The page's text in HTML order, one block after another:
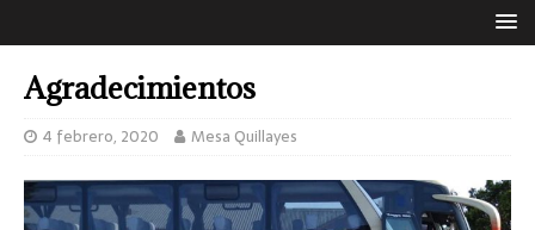
Agradecimientos
4 febrero, 2020 Mesa Quillayes